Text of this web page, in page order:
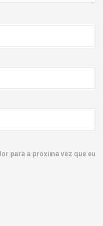
para a próxima vez que eu